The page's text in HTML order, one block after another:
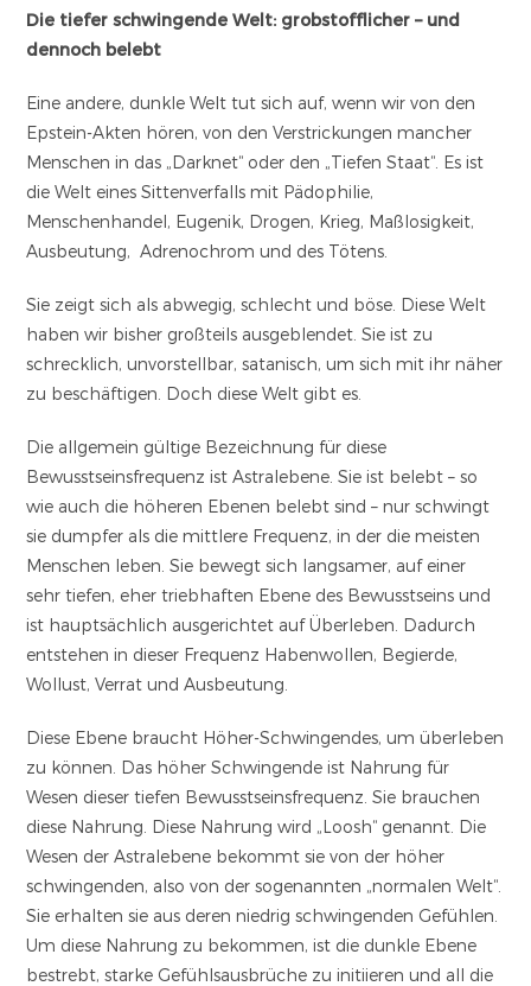
Die tiefer schwingende Welt: grobstofflicher – und
dennoch belebt
Eine andere, dunkle Welt tut sich auf, wenn wir von den
Epstein-Akten hören, von den Verstrickungen mancher
Menschen in das „Darknet“ oder den „Tiefen Staat“. Es ist
die Welt eines Sittenverfalls mit Pädophilie,
Menschenhandel, Eugenik, Drogen, Krieg, Maßlosigkeit,
Ausbeutung, Adrenochrom und des Tötens.
Sie zeigt sich als abwegig, schlecht und böse. Diese Welt
haben wir bisher großteils ausgeblendet. Sie ist zu
schrecklich, unvorstellbar, satanisch, um sich mit ihr näher
zu beschäftigen. Doch diese Welt gibt es.
Die allgemein gültige Bezeichnung für diese
Bewusstseinsfrequenz ist Astralebene. Sie ist belebt – so
wie auch die höheren Ebenen belebt sind – nur schwingt
sie dumpfer als die mittlere Frequenz, in der die meisten
Menschen leben. Sie bewegt sich langsamer, auf einer
sehr tiefen, eher triebhaften Ebene des Bewusstseins und
ist hauptsächlich ausgerichtet auf Überleben. Dadurch
entstehen in dieser Frequenz Habenwollen, Begierde,
Wollust, Verrat und Ausbeutung.
Diese Ebene braucht Höher-Schwingendes, um überleben
zu können. Das höher Schwingende ist Nahrung für
Wesen dieser tiefen Bewusstseinsfrequenz. Sie brauchen
diese Nahrung. Diese Nahrung wird „Loosh“ genannt. Die
Wesen der Astralebene bekommt sie von der höher
schwingenden, also von der sogenannten „normalen Welt“.
Sie erhalten sie aus deren niedrig schwingenden Gefühlen.
Um diese Nahrung zu bekommen, ist die dunkle Ebene
bestrebt, starke Gefühlsausbrüche zu initiieren und all die